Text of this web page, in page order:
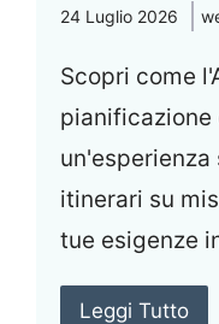
24 Luglio 2026
Scopri come
un'esperienza
itinerari su
tue esigenze
Leggi Tutto